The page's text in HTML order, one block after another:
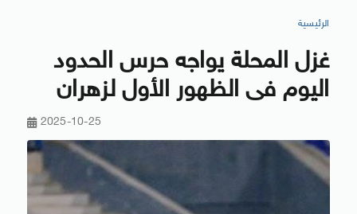
الرئيسية
غزل المحلة يواجه حرس الحدود
اليوم فى الظهور الأول لزهران
2025-10-25